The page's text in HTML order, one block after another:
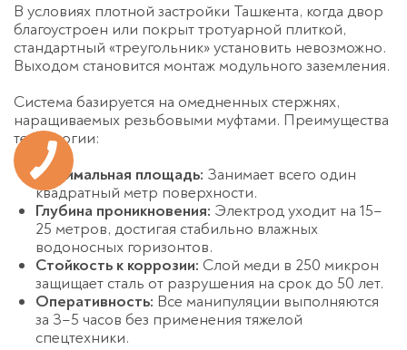
В условиях плотной застройки Ташкента, когда двор
благоустроен или покрыт тротуарной плиткой,
стандартный «треугольник» установить невозможно.
Выходом становится монтаж модульного заземления.
Система базируется на омедненных стержнях,
наращиваемых резьбовыми муфтами. Преимущества
технологии:
Минимальная площадь: Занимает всего один
квадратный метр поверхности.
Глубина проникновения: Электрод уходит на 15–
25 метров, достигая стабильно влажных
водоносных горизонтов.
Стойкость к коррозии: Слой меди в 250 микрон
защищает сталь от разрушения на срок до 50 лет.
Оперативность: Все манипуляции выполняются
за 3–5 часов без применения тяжелой
спецтехники.